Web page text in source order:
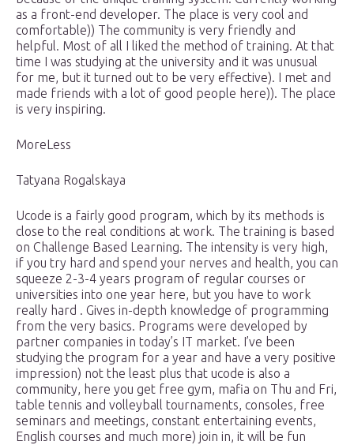
as a front-end developer. The place is very cool and
comfortable)) The community is very friendly and
helpful. Most of all I liked the method of training. At that
time I was studying at the university and it was unusual
for me, but it turned out to be very effective). I met and
made friends with a lot of good people here)). The place
is very inspiring.
MoreLess
Tatyana Rogalskaya
Ucode is a fairly good program, which by its methods is
close to the real conditions at work. The training is based
on Challenge Based Learning. The intensity is very high,
if you try hard and spend your nerves and health, you can
squeeze 2-3-4 years program of regular courses or
universities into one year here, but you have to work
really hard . Gives in-depth knowledge of programming
from the very basics. Programs were developed by
partner companies in today’s IT market. I’ve been
studying the program for a year and have a very positive
impression) not the least plus that ucode is also a
community, here you get free gym, mafia on Thu and Fri,
table tennis and volleyball tournaments, consoles, free
seminars and meetings, constant entertaining events,
English courses and much more) join in, it will be fun